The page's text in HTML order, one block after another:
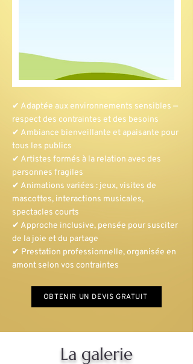
✔ Adaptée aux environnements sensibles —
respect des contraintes et des besoins
✔ Ambiance bienveillante et apaisante pour
tous les publics
✔ Artistes formés à la relation avec des
personnes fragiles
✔ Animations variées : jeux, visites de
mascottes, interactions musicales,
spectacles courts
✔ Approche inclusive, pensée pour susciter
de la joie et du partage
✔ Prestation professionnelle, organisée en
amont selon vos contraintes
OBTENIR UN DEVIS GRATUIT
La galerie